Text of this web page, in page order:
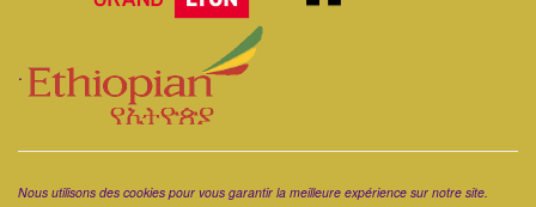
.
Nous utilisons des cookies pour vous garantir la meilleure expérience sur notre site.